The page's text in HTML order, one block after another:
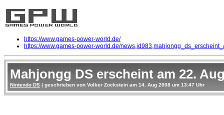
https://www.games-power-world.de/
https://www.games-power-world.de/
Mahjongg DS erscheint am 22.
Nintendo DS | geschrieben von Volker Zockstein am 14. Aug 2008 um 13:47 Uhr